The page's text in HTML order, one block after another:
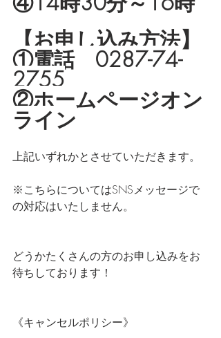
【お申し込み方法】
①電話　0287-74-
2755
②ホームページオン
ライン
上記いずれかとさせていただきます。
※こちらについてはSNSメッセージで
の対応はいたしません。
どうかたくさんの方のお申し込みをお
待ちしております！
《キャンセルポリシー》